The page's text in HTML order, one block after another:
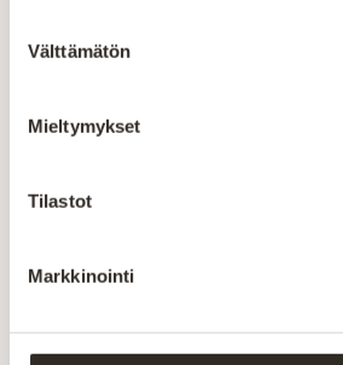
valinta
Välttämätön
Mieltymykset
Tilastot
Markkinointi
sänkyihin paremmin –
kokemuksella. Valmistus
toiveiden mukaan.